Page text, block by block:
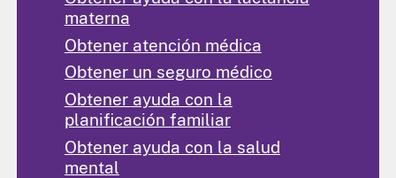
materna
Obtener atención médica
Obtener un seguro médico
Obtener ayuda con la
planificación familiar
Obtener ayuda con la salud
mental